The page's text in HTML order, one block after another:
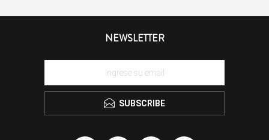
NEWSLETTER
SUBSCRIBE